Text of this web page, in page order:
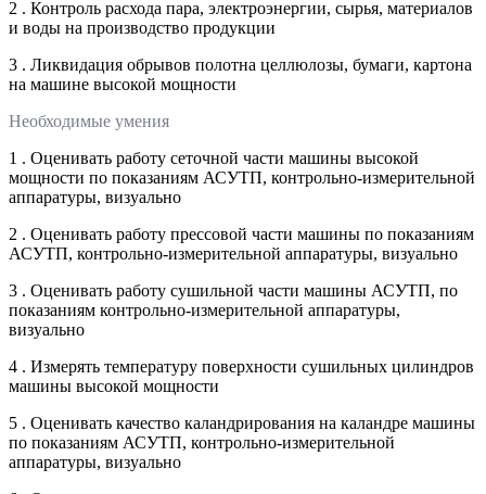
2 . Контроль расхода пара, электроэнергии, сырья, материалов
и воды на производство продукции
3 . Ликвидация обрывов полотна целлюлозы, бумаги, картона
на машине высокой мощности
Необходимые умения
1 . Оценивать работу сеточной части машины высокой
мощности по показаниям АСУТП, контрольно-измерительной
аппаратуры, визуально
2 . Оценивать работу прессовой части машины по показаниям
АСУТП, контрольно-измерительной аппаратуры, визуально
3 . Оценивать работу сушильной части машины АСУТП, по
показаниям контрольно-измерительной аппаратуры,
визуально
4 . Измерять температуру поверхности сушильных цилиндров
машины высокой мощности
5 . Оценивать качество каландрирования на каландре машины
по показаниям АСУТП, контрольно-измерительной
аппаратуры, визуально